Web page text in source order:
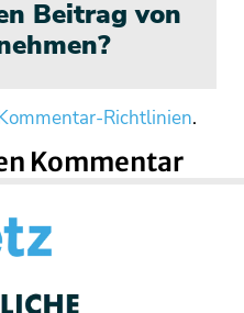
Beitrag von
Richtlinien.
Kommentar